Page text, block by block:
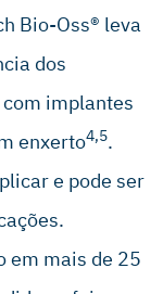
Bio-Oss® leva
dos
implantes
enxerto4,5.
e pode ser
em mais de 25